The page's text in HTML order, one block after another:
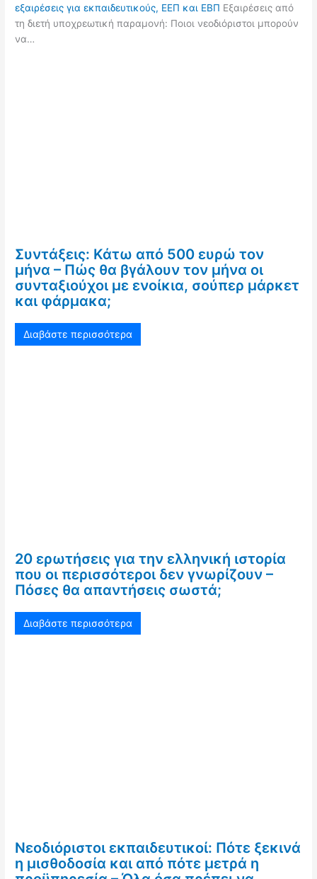
εξαιρέσεις για εκπαιδευτικούς, ΕΕΠ και ΕΒΠ Εξαιρέσεις από
τη διετή υποχρεωτική παραμονή: Ποιοι νεοδιόριστοι μπορούν
να…
Συντάξεις: Κάτω από 500 ευρώ τον
μήνα – Πώς θα βγάλουν τον μήνα οι
συνταξιούχοι με ενοίκια, σούπερ μάρκετ
και φάρμακα;
Διαβάστε περισσότερα
20 ερωτήσεις για την ελληνική ιστορία
που οι περισσότεροι δεν γνωρίζουν –
Πόσες θα απαντήσεις σωστά;
Διαβάστε περισσότερα
Νεοδιόριστοι εκπαιδευτικοί: Πότε ξεκινά
η μισθοδοσία και από πότε μετρά η